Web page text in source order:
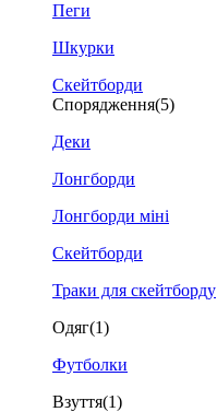
Пеги
Шкурки
Скейтборди
Спорядження(5)
Деки
Лонгборди
Лонгборди міні
Скейтборди
Траки для скейтборду
Одяг(1)
Футболки
Взуття(1)